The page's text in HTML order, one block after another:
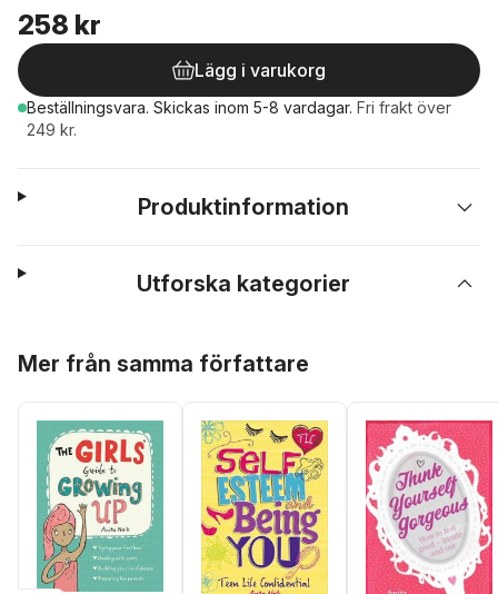
258 kr
Lägg i varukorg
Beställningsvara. Skickas inom 5-8 vardagar. Fri frakt över
249 kr.
Produktinformation
Utforska kategorier
Mer från samma författare